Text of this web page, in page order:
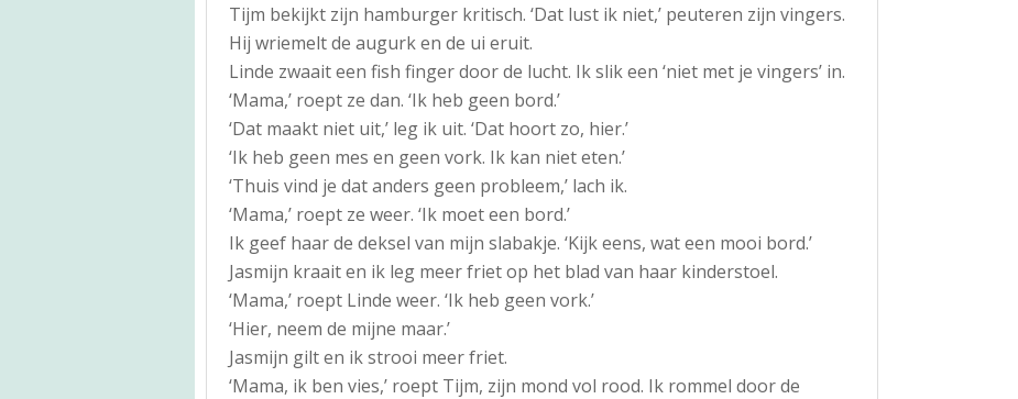
Tijm bekijkt zijn hamburger kritisch. ‘Dat lust ik niet,’ peuteren zijn vingers.
Hij wriemelt de augurk en de ui eruit.
Linde zwaait een fish finger door de lucht. Ik slik een ‘niet met je vingers’ in.
‘Mama,’ roept ze dan. ‘Ik heb geen bord.’
‘Dat maakt niet uit,’ leg ik uit. ‘Dat hoort zo, hier.’
‘Ik heb geen mes en geen vork. Ik kan niet eten.’
‘Thuis vind je dat anders geen probleem,’ lach ik.
‘Mama,’ roept ze weer. ‘Ik moet een bord.’
Ik geef haar de deksel van mijn slabakje. ‘Kijk eens, wat een mooi bord.’
Jasmijn kraait en ik leg meer friet op het blad van haar kinderstoel.
‘Mama,’ roept Linde weer. ‘Ik heb geen vork.’
‘Hier, neem de mijne maar.’
Jasmijn gilt en ik strooi meer friet.
‘Mama, ik ben vies,’ roept Tijm, zijn mond vol rood. Ik rommel door de